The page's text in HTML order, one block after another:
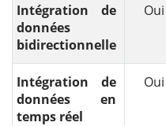
Intégration de
données
bidirectionnelle
Oui
Intégration de
données en
temps réel
Oui